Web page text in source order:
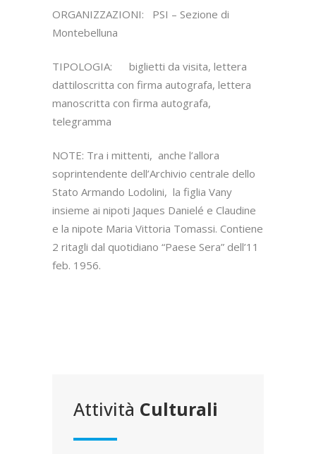
ORGANIZZAZIONI: PSI – Sezione di
Montebelluna
TIPOLOGIA: biglietti da visita, lettera
dattiloscritta con firma autografa, lettera
manoscritta con firma autografa,
telegramma
NOTE: Tra i mittenti, anche l’allora
soprintendente dell’Archivio centrale dello
Stato Armando Lodolini, la figlia Vany
insieme ai nipoti Jaques Danielé e Claudine
e la nipote Maria Vittoria Tomassi. Contiene
2 ritagli dal quotidiano “Paese Sera” dell’11
feb. 1956.
Attività Culturali